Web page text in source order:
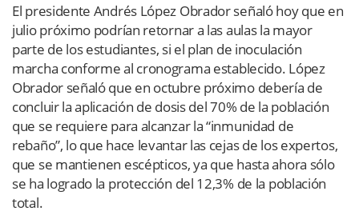
El presidente Andrés López Obrador señaló hoy que en
julio próximo podrían retornar a las aulas la mayor
parte de los estudiantes, si el plan de inoculación
marcha conforme al cronograma establecido. López
Obrador señaló que en octubre próximo debería de
concluir la aplicación de dosis del 70% de la población
que se requiere para alcanzar la “inmunidad de
rebaño”, lo que hace levantar las cejas de los expertos,
que se mantienen escépticos, ya que hasta ahora sólo
se ha logrado la protección del 12,3% de la población
total.